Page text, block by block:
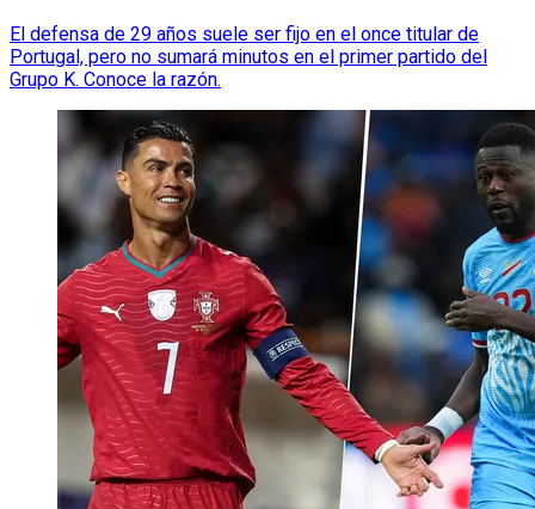
El defensa de 29 años suele ser fijo en el once titular de
Portugal, pero no sumará minutos en el primer partido del
Grupo K. Conoce la razón.